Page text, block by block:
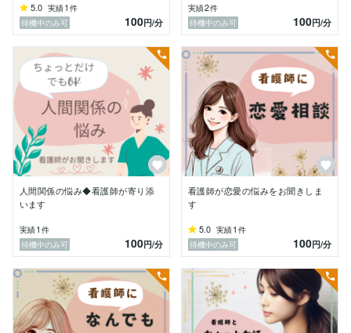
ないっていう事はないですよね？
けではありません。
他人の機嫌に囚われる必要もありません。
今の気持ちを大切に、誰かとその思いを共有したい時は
遠慮なくお声がけください。
☘️嫌な気持ち、つらい気持ちを吐き出してみません
か？？
☘️お互い何も知らないからこそ
ービス。
誰にも言えない事、心に溜め込んでいることなど、少し
だけ話してみませんか。
あなたが今思っていることを正直に話してみてくださ
い。
言葉にできない時は黙ったままでも、ゆっくり、あなた
のペースで大丈夫です。
5.0 実績1 件
待機中のみ可
100円/分
実績2件
待機中のみ可
100円/分
人間関係の悩み◆看護師が寄り添
います
実績1 件
待機中のみ可
100円/分
看護師が恋愛の悩みをお聞きしま
す
5.0 実績1 件
待機中のみ可
100円/分